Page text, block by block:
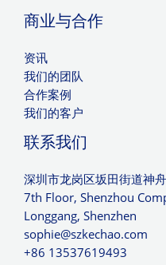
商业与合作
资讯
我们的团队
合作案例
我们的客户
联系我们
深圳市龙岗区坂田街道神
7th Floor, Shenzhou
Longgang, Shenzhen
sophie@szkechao.com
+86 13537619493